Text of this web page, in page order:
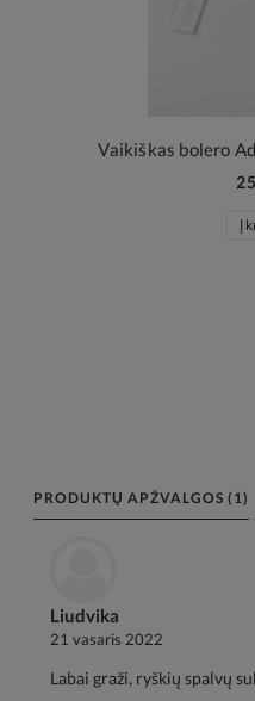
Vaikiškas bolero
Į
PRODUKTŲ APŽVALGOS (1)
Liudvika
21 vasaris 2022
Labai graži, ryškių spalvų